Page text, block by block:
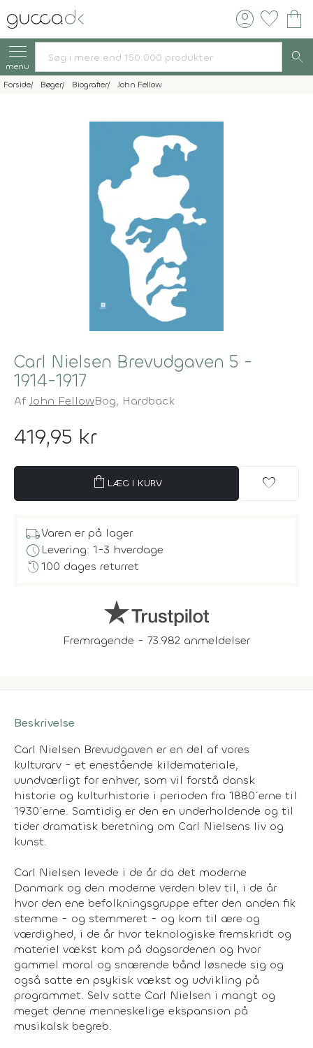
account_circle favorite shopping_bag
menu search
Forside Bøger Biografier John Fellow
Carl Nielsen Brevudgaven 5 -
1914-1917
Af John FellowBog, Hardback
419,95 kr
shopping_bag LÆG I KURV favorite
local_shippingVaren er på lager
scheduleLevering: 1-3 hverdage
history100 dages returret
Fremragende - 73.982 anmeldelser
Beskrivelse
Carl Nielsen Brevudgaven er en del af vores
kulturarv - et enestående kildemateriale,
uundværligt for enhver, som vil forstå dansk
historie og kulturhistorie i perioden fra 1880´erne til
1930´erne. Samtidig er den en underholdende og til
tider dramatisk beretning om Carl Nielsens liv og
kunst.
Carl Nielsen levede i de år da det moderne
Danmark og den moderne verden blev til, i de år
hvor den ene befolkningsgruppe efter den anden fik
stemme - og stemmeret - og kom til ære og
værdighed, i de år hvor teknologiske fremskridt og
materiel vækst kom på dagsordenen og hvor
gammel moral og snærende bånd løsnede sig og
også satte en psykisk vækst og udvikling på
programmet. Selv satte Carl Nielsen i mangt og
meget denne menneskelige ekspansion på
musikalsk begreb.